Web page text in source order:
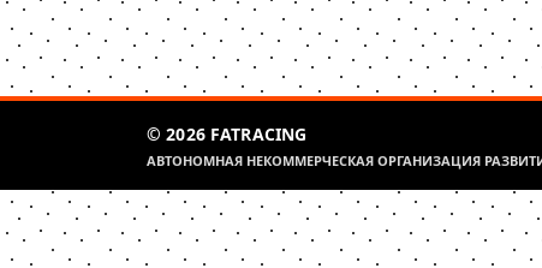
© 2026 FATRACING
АВТОНОМНАЯ НЕКОММЕРЧЕСКАЯ ОРГАНИЗАЦИЯ